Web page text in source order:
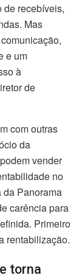
de recebíveis,
Mas
e um
à
de
com outras
da
vender
no
Panorama
carência para
Primeiro
rentabilização.
torna